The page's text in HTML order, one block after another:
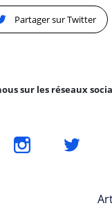
Partager sur Twitter
sur les réseaux